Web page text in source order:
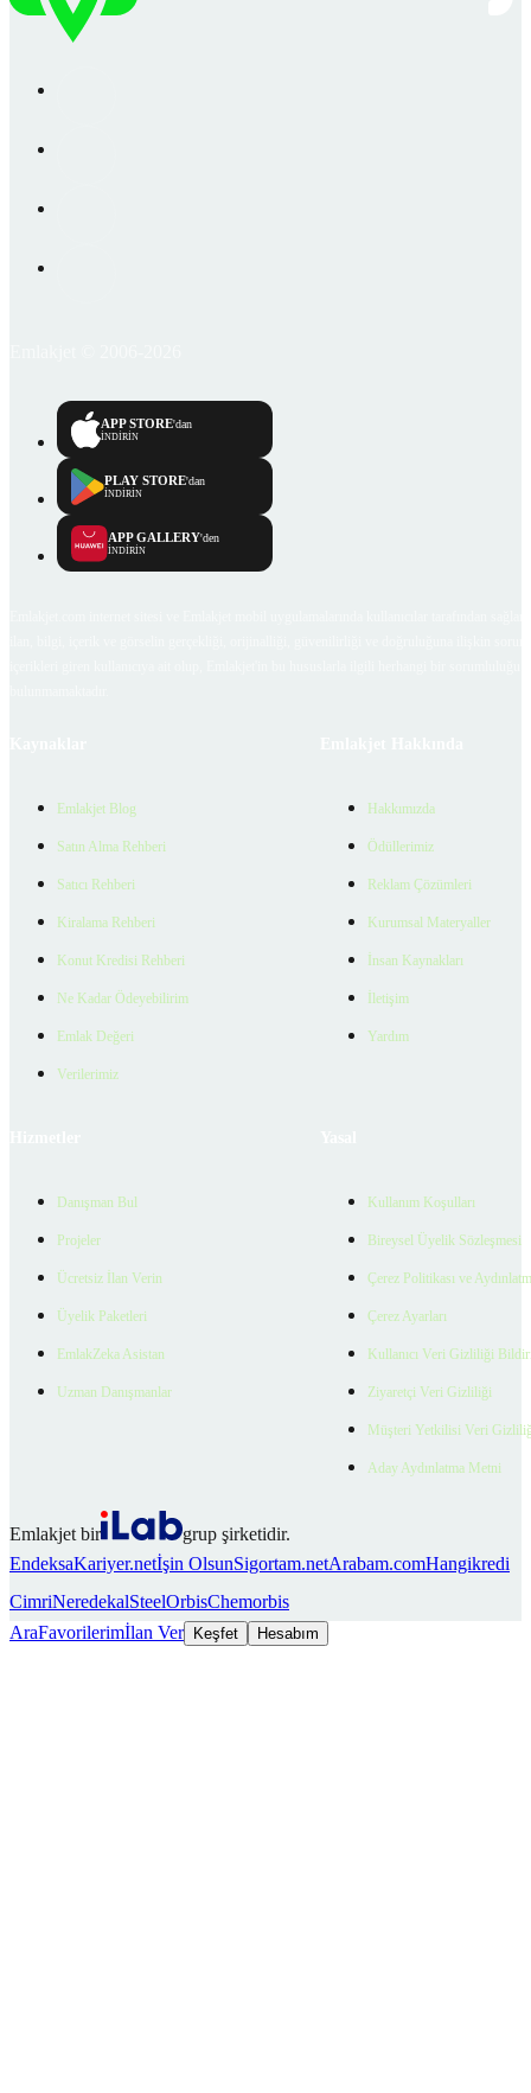
APP STORE'dan
İNDİRİN
PLAY STORE'dan
İNDİRİN
APP GALLERY'den
İNDİRİN
Emlakjet Blog
Satın Alma Rehberi
Satıcı Rehberi
Kiralama Rehberi
Konut Kredisi Rehberi
Ne Kadar Ödeyebilirim
Emlak Değeri
Verilerimiz
Hakkımızda
Ödüllerimiz
Reklam Çözümleri
Kurumsal Materyaller
İnsan Kaynakları
İletişim
Yardım
Danışman Bul
Projeler
Ücretsiz İlan Verin
Üyelik Paketleri
EmlakZeka Asistan
Uzman Danışmanlar
Kullanım Koşulları
Bireysel Üyelik Sözleşmesi
Çerez Politikası ve
Çerez Ayarları
Kullanıcı Veri Gizliliği
Ziyaretçi Veri Gizliliği
Müşteri Yetkilisi Veri
Aday Aydınlatma Metni
Emlakjet bir
grup şirketidir.
EndeksaKariyer.netİşin OlsunSigortam.netArabam.comHangikredi
CimriNeredekalSteelOrbisChemorbis
AraFavorilerimİlan Ver Keşfet Hesabım